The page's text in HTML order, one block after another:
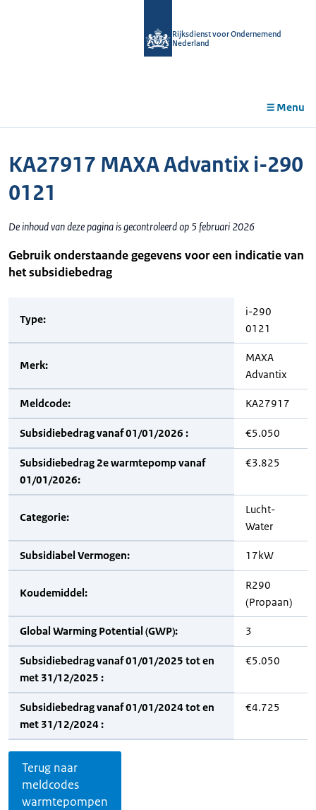
Rijksdienst voor Ondernemend
Nederland
Menu
KA27917 MAXA Advantix i-290
0121
De inhoud van deze pagina is gecontroleerd op 5 februari 2026
Gebruik onderstaande gegevens voor een indicatie van
het subsidiebedrag
Type:
i-290
0121
Merk:
MAXA
Advantix
Meldcode: KA27917
Subsidiebedrag vanaf 01/01/2026 : €5.050
Subsidiebedrag 2e warmtepomp vanaf
01/01/2026:
€3.825
Categorie:
Lucht-
Water
Subsidiabel Vermogen: 17kW
Koudemiddel:
R290
(Propaan)
Global Warming Potential (GWP): 3
Subsidiebedrag vanaf 01/01/2025 tot en
met 31/12/2025 :
€5.050
Subsidiebedrag vanaf 01/01/2024 tot en
met 31/12/2024 :
€4.725
Terug naar
meldcodes
warmtepompen